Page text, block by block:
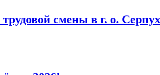
смены в г. о.